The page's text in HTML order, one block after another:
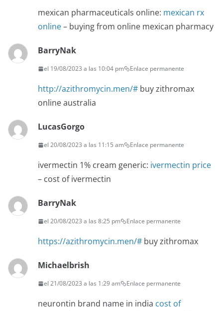
mexican pharmaceuticals online: mexican rx
online– buying from online mexican pharmacy
BarryNak
el 19/08/2023 a las 10:04 pm Enlace permanente
http://azithromycin.men/# buy zithromax
online australia
LucasGorgo
el 20/08/2023 a las 11:15 am Enlace permanente
ivermectin 1% cream generic: ivermectin price
– cost of ivermectin
BarryNak
el 20/08/2023 a las 8:25 pm Enlace permanente
https://azithromycin.men/# buy zithromax
Michaelbrish
el 21/08/2023 a las 1:29 am Enlace permanente
neurontin brand name in india cost of